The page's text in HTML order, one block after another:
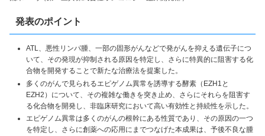
発表のポイント
ATL、悪性リンパ腫、一部の固形がんなどで発がんを抑える遺伝子につ
いて、その発現が抑制される原因を特定し、さらに特異的に阻害する化
合物を開発することで新たな治療法を提案した。
多くのがんで見られるエピゲノム異常を誘導する酵素（EZH1と
EZH2）について、その複雑な働きを突き止め、さらにそれらを阻害す
る化合物を開発し、非臨床研究において高い有効性と持続性を示した。
エピゲノム異常は多くのがんの根幹にある性質であり、その原因の一つ
を特定し、さらに創薬への応用にまでつなげた本成果は、予後不良な腫